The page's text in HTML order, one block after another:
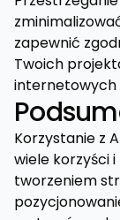
zapewnić
Twoich
internetowych
Korzystanie z
wiele korzyści
tworzeniem